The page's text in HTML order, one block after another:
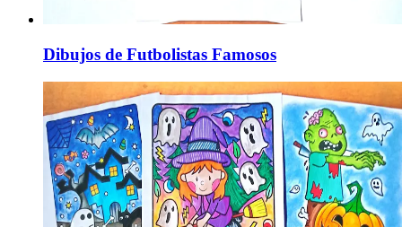
Dibujos de Futbolistas Famosos